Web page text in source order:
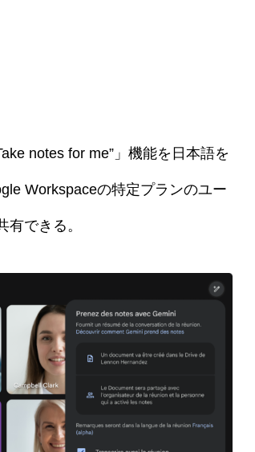
notes for me”」機能を日本語を
Workspaceの特定プランのユー
できる。